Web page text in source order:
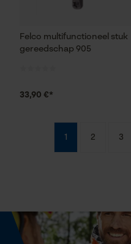
Felco multifunctioneel stuk
gereedschap 905
33,90 €*
1 2 3